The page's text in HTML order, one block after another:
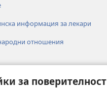
за поверителност
информация за лекари
отношения